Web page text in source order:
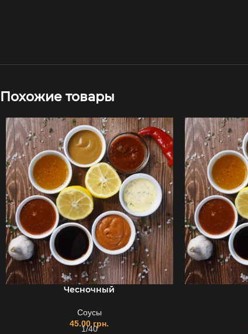
Похожие товары
Чесночный
Соусы
45.00 грн.
1/40